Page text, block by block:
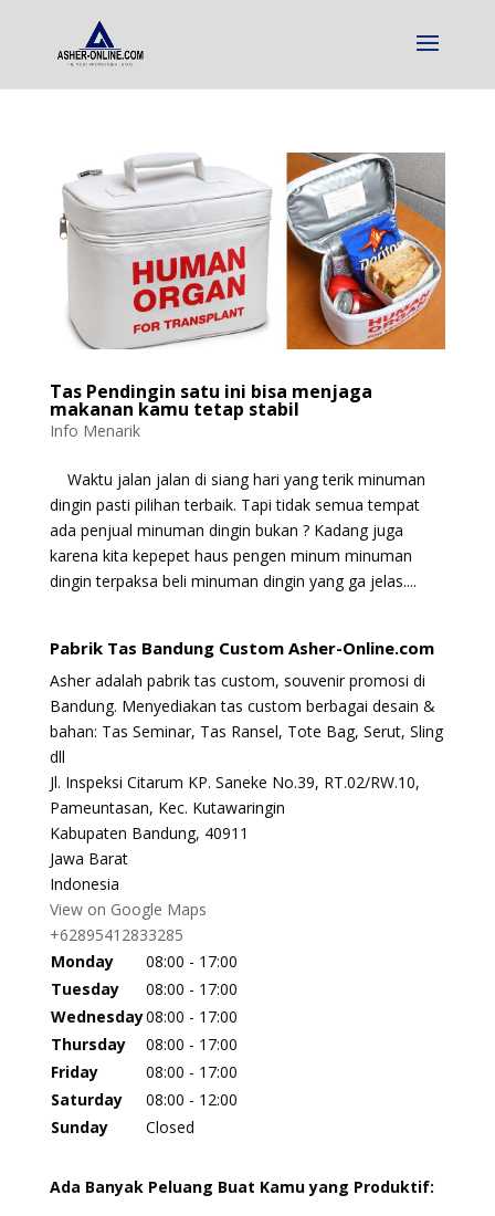
Tas Pendingin satu ini bisa menjaga
makanan kamu tetap stabil
Info Menarik
Waktu jalan jalan di siang hari yang terik minuman
dingin pasti pilihan terbaik. Tapi tidak semua tempat
ada penjual minuman dingin bukan ? Kadang juga
karena kita kepepet haus pengen minum minuman
dingin terpaksa beli minuman dingin yang ga jelas....
Pabrik Tas Bandung Custom Asher-Online.com
Asher adalah pabrik tas custom, souvenir promosi di
Bandung. Menyediakan tas custom berbagai desain &
bahan: Tas Seminar, Tas Ransel, Tote Bag, Serut, Sling
dll
Jl. Inspeksi Citarum KP. Saneke No.39, RT.02/RW.10,
Pameuntasan, Kec. Kutawaringin
Kabupaten Bandung, 40911
Jawa Barat
Indonesia
View on Google Maps
+62895412833285
Monday
08:00 - 17:00
Tuesday
08:00 - 17:00
Wednesday08:00 - 17:00
Thursday
08:00 - 17:00
Friday
08:00 - 17:00
Saturday
08:00 - 12:00
Sunday
Closed
Ada Banyak Peluang Buat Kamu yang Produktif: